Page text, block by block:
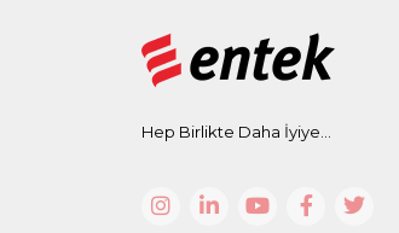
Hep Birlikte Daha İyiye...